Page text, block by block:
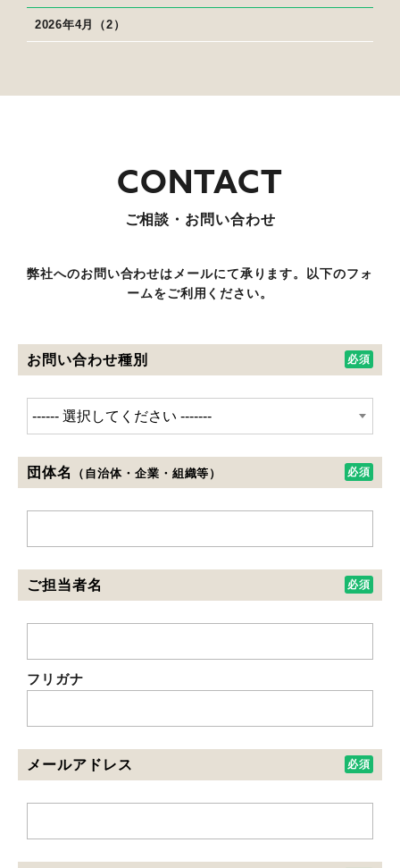
2026年4月（2）
ご相談・お問い合わせ
弊社へのお問い合わせはメールにて承ります。以下のフォ
ームをご利用ください。
お問い合わせ種別
団体名 （自治体・企業・組織等）
ご担当者名
フリガナ
メールアドレス